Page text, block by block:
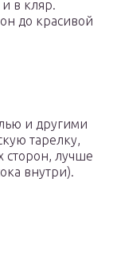
в кляр.
до красивой
и другими
тарелку,
сторон, лучше
внутри).